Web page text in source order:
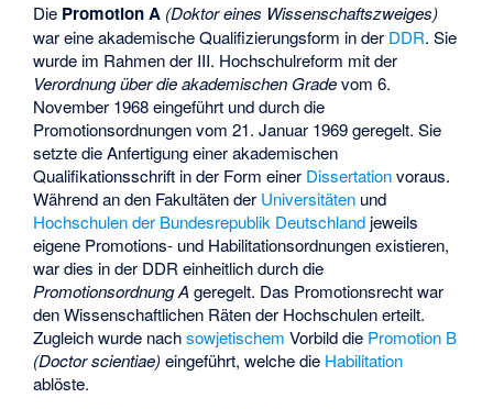
Die Promotion A (Doktor eines Wissenschaftszweiges)
war eine akademische Qualifizierungsform in der DDR. Sie
wurde im Rahmen der III. Hochschulreform mit der
Verordnung über die akademischen Gradevom 6.
November 1968 eingeführt und durch die
Promotionsordnungen vom 21. Januar 1969 geregelt. Sie
setzte die Anfertigung einer akademischen
Qualifikationsschrift in der Form einer Dissertationvoraus.
Während an den Fakultäten der Universitäten und
Hochschulen der Bundesrepublik Deutschland jeweils
eigene Promotions- und Habilitationsordnungen existieren,
war dies in der DDR einheitlich durch die
Promotionsordnung A geregelt. Das Promotionsrecht war
den Wissenschaftlichen Räten der Hochschulen erteilt.
Zugleich wurde nachsowjetischem Vorbild die Promotion B
(Doctor scientiae)eingeführt, welche die Habilitation
ablöste.